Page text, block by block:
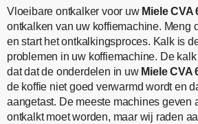
Vloeibare ontkalker voor uw Miele CVA
ontkalken van uw koffiemachine. Meng
en start het ontkalkingsproces. Kalk is
problemen in uw koffiemachine. De
dat dat de onderdelen in uw Miele CVA
de koffie niet goed verwarmd wordt en
aangetast. De meeste machines geven
ontkalkt moet worden, maar wij raden